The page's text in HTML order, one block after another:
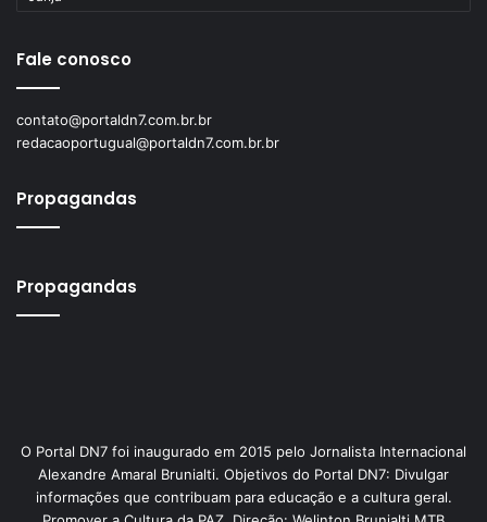
Fale conosco
contato@portaldn7.com.br.br
redacaoportugual@portaldn7.com.br.br
Propagandas
Propagandas
O Portal DN7 foi inaugurado em 2015 pelo Jornalista Internacional
Alexandre Amaral Brunialti. Objetivos do Portal DN7: Divulgar
informações que contribuam para educação e a cultura geral.